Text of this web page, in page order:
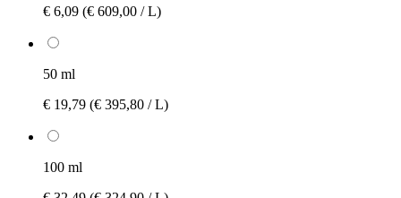
€ 6,09 (€ 609,00 / L)
50 ml
€ 19,79 (€ 395,80 / L)
100 ml